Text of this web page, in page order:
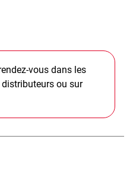
vous dans les
ou sur